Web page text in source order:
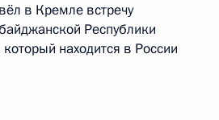
в Кремле встречу
Республики
находится в России